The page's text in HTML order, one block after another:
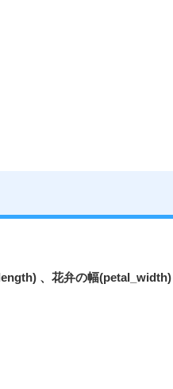
、花弁の幅(petal_width)